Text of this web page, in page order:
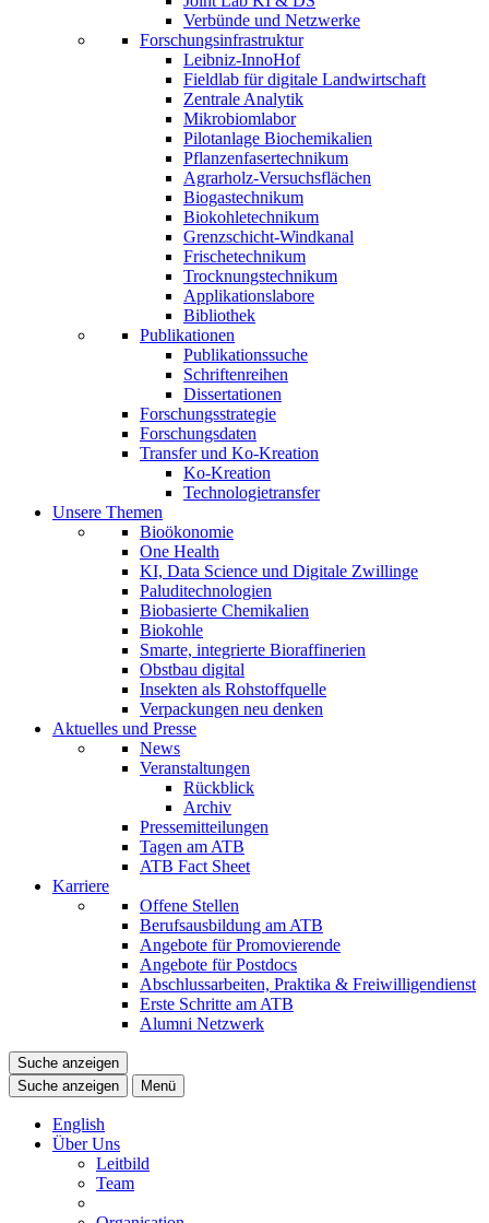
Verbünde und Netzwerke
Forschungsinfrastruktur
Leibniz-InnoHof
Fieldlab für digitale Landwirtschaft
Zentrale Analytik
Mikrobiomlabor
Pilotanlage Biochemikalien
Pflanzenfasertechnikum
Agrarholz-Versuchsflächen
Biogastechnikum
Biokohletechnikum
Grenzschicht-Windkanal
Frischetechnikum
Trocknungstechnikum
Applikationslabore
Bibliothek
Publikationen
Publikationssuche
Schriftenreihen
Dissertationen
Forschungsstrategie
Forschungsdaten
Transfer und Ko-Kreation
Ko-Kreation
Technologietransfer
Unsere Themen
Bioökonomie
One Health
KI, Data Science und Digitale Zwillinge
Paluditechnologien
Biobasierte Chemikalien
Biokohle
Smarte, integrierte Bioraffinerien
Obstbau digital
Insekten als Rohstoffquelle
Verpackungen neu denken
Aktuelles und Presse
News
Veranstaltungen
Rückblick
Archiv
Pressemitteilungen
Tagen am ATB
ATB Fact Sheet
Karriere
Offene Stellen
Berufsausbildung am ATB
Angebote für Promovierende
Angebote für Postdocs
Abschlussarbeiten, Praktika & Freiwilligendienst
Erste Schritte am ATB
Alumni Netzwerk
Suche anzeigen
Suche anzeigen
Menü
English
Über Uns
Leitbild
Team